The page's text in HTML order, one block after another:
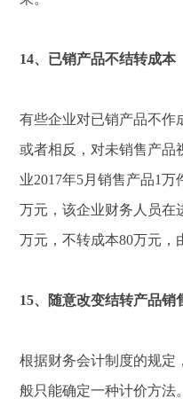
14、已销产品不结转成本
有些企业对已销产品不作
或者相反，对未销售产品
业2017年5月销售产品1
万元，该企业财务人员在
万元，不转成本80万元，
15、随意改变结转产品销
根据财务会计制度的规定
般只能确定一种计价方法